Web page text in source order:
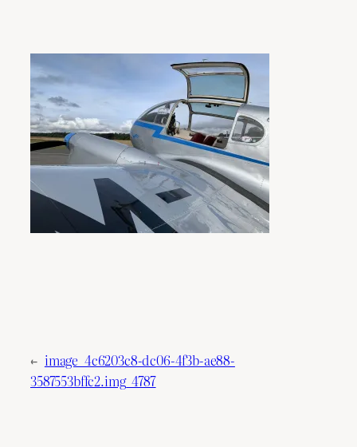
← image_4c6203c8-dc06-4f3b-ae88-
3587553bffc2.img_4787